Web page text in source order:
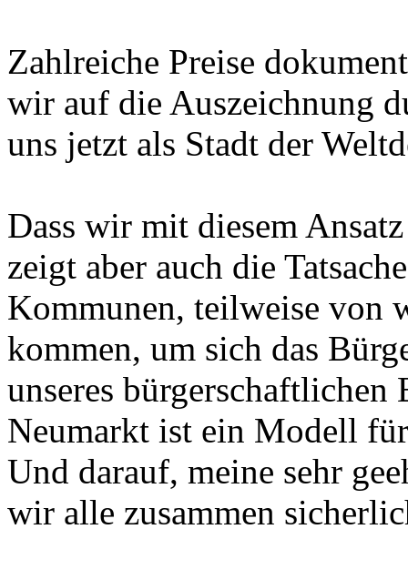
Zahlreiche Preise
wir auf die Auszeichnung
uns jetzt als Stadt der
Dass wir mit diesem
zeigt aber auch die
Kommunen, teilweise von
kommen, um sich das
unseres bürgerschaftlichen
Neumarkt ist ein Modell
Und darauf, meine sehr
wir alle zusammen